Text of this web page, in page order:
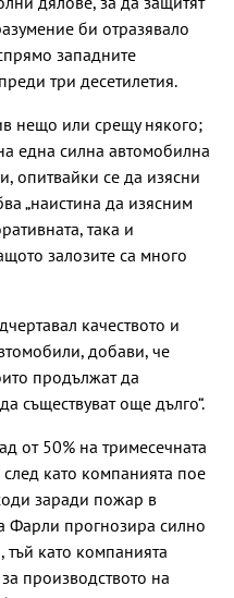
би отразявало
западните
три десетилетия.
нещо или срещу някого;
една силна автомобилна
опитвайки се да изясни
„наистина да изясним
така и
залозите са много
качеството и
добави, че
продължат да
съществуват още дълго“.
от 50% на тримесечната
като компанията пое
заради пожар в
Фарли прогнозира силно
тъй като компанията
производството на